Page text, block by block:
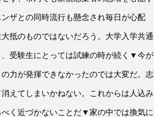
ザとの同時流行も懸念され毎日が心配
抵のものではないだろう。大学入学共通
受験生にとっては試練の時が続く▼今が
力が発揮できなかったのでは大変だ。志
えてしまいかねない。これからは人込み
く近づかないことだ▼家の中では換気に